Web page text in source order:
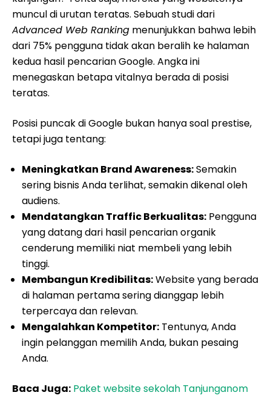
muncul di urutan teratas. Sebuah studi dari
Advanced Web Ranking menunjukkan bahwa lebih
dari 75% pengguna tidak akan beralih ke halaman
kedua hasil pencarian Google. Angka ini
menegaskan betapa vitalnya berada di posisi
teratas.
Posisi puncak di Google bukan hanya soal prestise,
tetapi juga tentang:
Meningkatkan Brand Awareness:Semakin
sering bisnis Anda terlihat, semakin dikenal oleh
audiens.
Mendatangkan Traffic Berkualitas: Pengguna
yang datang dari hasil pencarian organik
cenderung memiliki niat membeli yang lebih
tinggi.
Membangun Kredibilitas:Website yang berada
di halaman pertama sering dianggap lebih
terpercaya dan relevan.
Mengalahkan Kompetitor: Tentunya, Anda
ingin pelanggan memilih Anda, bukan pesaing
Anda.
Baca Juga: Paket website sekolah Tanjunganom